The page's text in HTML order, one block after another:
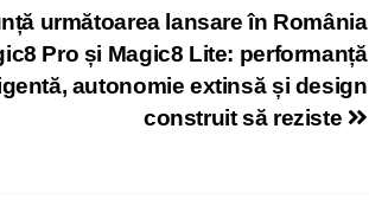
următoarea lansare în România
Pro și Magic8 Lite: performanță
autonomie extinsă și design
construit să reziste